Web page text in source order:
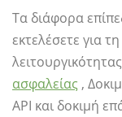
Τα διάφορα
εκτελέσετε για
ασφαλείας ,
API και δοκιμή